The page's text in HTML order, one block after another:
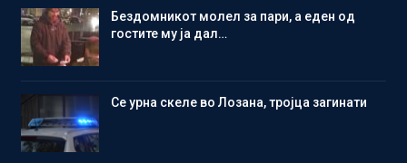
Бездомникот молел за пари, а еден од
гостите му ја дал…
Се урна скеле во Лозана, тројца загинати